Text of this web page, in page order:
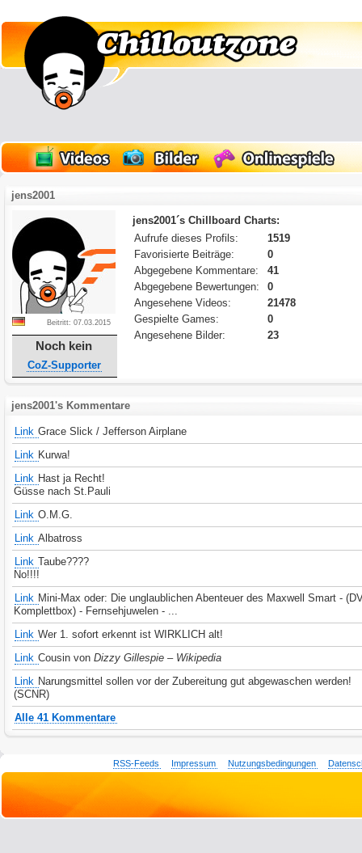
jens2001
Beitritt: 07.03.2015
Noch kein
CoZ-Supporter
jens2001´s Chillboard Charts:
Aufrufe dieses Profils:
1519
Favorisierte Beiträge:
0
Abgegebene Kommentare:
41
Abgegebene Bewertungen:
0
Angesehene Videos:
21478
Gespielte Games:
0
Angesehene Bilder:
23
jens2001's Kommentare
Link Grace Slick / Jefferson Airplane
Link Kurwa!
Link Hast ja Recht!
Güsse nach St.Pauli
Link O.M.G.
Link Albatross
Link Taube????
No!!!!
Link Mini-Max oder: Die unglaublichen Abenteuer des Maxwell Smart -
Komplettbox) - Fernsehjuwelen - ...
Link Wer 1. sofort erkennt ist WIRKLICH alt!
Link Cousin vonDizzy Gillespie – Wikipedia
Link Narungsmittel sollen vor der Zubereitung gut abgewaschen werden!
(SCNR)
Alle 41 Kommentare
RSS-Feeds Impressum Nutzungsbedingungen